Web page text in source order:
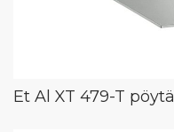
Et Al XT 479-T pöytä